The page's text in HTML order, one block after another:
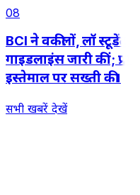
08
BCI ने वकीलों, लॉ
गाइडलाइंस जारी कीं;
इस्तेमाल पर सख्ती की।
सभी खबरें देखें